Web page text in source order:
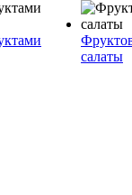
салаты